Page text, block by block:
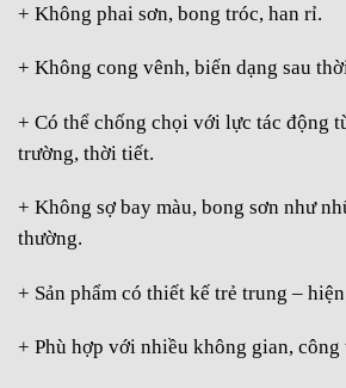
+ Không phai sơn, bong tróc, han rỉ.
+ Không cong vênh, biến dạng sau
+ Có thể chống chọi với lực tác động
trường, thời tiết.
+ Không sợ bay màu, bong sơn như
thường.
+ Sản phẩm có thiết kế trẻ trung –
+ Phù hợp với nhiều không gian,